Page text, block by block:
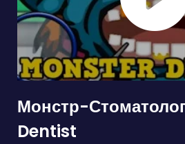
Монстр-
Dentist